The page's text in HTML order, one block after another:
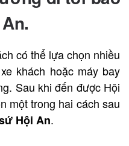
có thể lựa chọn nhiều
khách hoặc máy bay
Sau khi đến được Hội
một trong hai cách sau
Hội An.